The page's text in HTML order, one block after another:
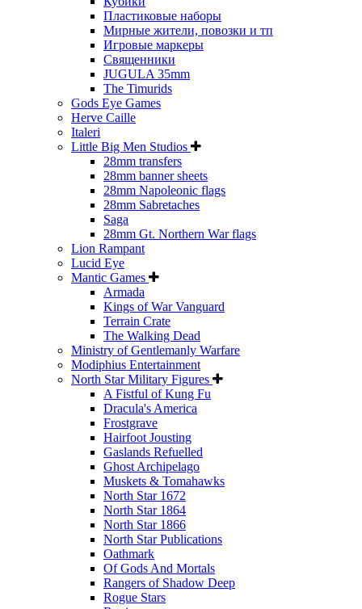
Пластиковые наборы
Мирные жители, повозки и тп
Игровые маркеры
Священники
JUGULA 35mm
The Timurids
Gods Eye Games
Herve Caille
Italeri
Little Big Men Studios
28mm transfers
28mm banner sheets
28mm Napoleonic flags
28mm Sabretaches
Saga
28mm Gt. Northern War flags
Lion Rampant
Lucid Eye
Mantic Games
Armada
Kings of War Vanguard
Terrain Crate
The Walking Dead
Ministry of Gentlemanly Warfare
Modiphius Entertainment
North Star Military Figures
A Fistful of Kung Fu
Dracula's America
Frostgrave
Hairfoot Jousting
Gaslands Refuelled
Ghost Archipelago
Muskets & Tomahawks
North Star 1672
North Star 1864
North Star 1866
North Star Publications
Oathmark
Of Gods And Mortals
Rangers of Shadow Deep
Rogue Stars